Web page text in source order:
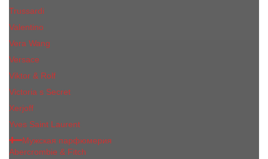
Trussardi
Valentino
Vera Wang
Versace
Viktor & Rolf
Victoria s Secret
Xerjoff
Yves Saint Laurent
Мужская парфюмерия
Abercrombie & Fitch